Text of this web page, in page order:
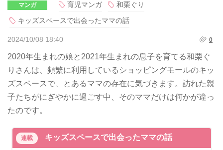
マンガ 育児マンガ
和栗ぐり
キッズスペースで出会ったママの話
2024/10/08 18:40 0
2020年生まれの娘と2021年生まれの息子を育てる和栗ぐ
りさんは、頻繁に利用しているショッピングモールのキッ
ズスペースで、とあるママの存在に気づきます。訪れた親
子たちがにぎやかに過ごす中、そのママだけは何かが違っ
たのです。
連載 キッズスペースで出会ったママの話